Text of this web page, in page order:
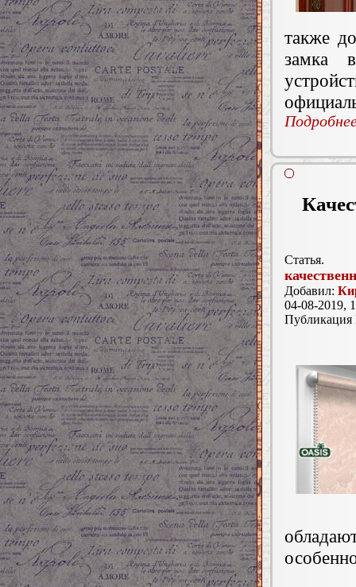
также
замка
Статья.
Добавил:
04-08-2019,